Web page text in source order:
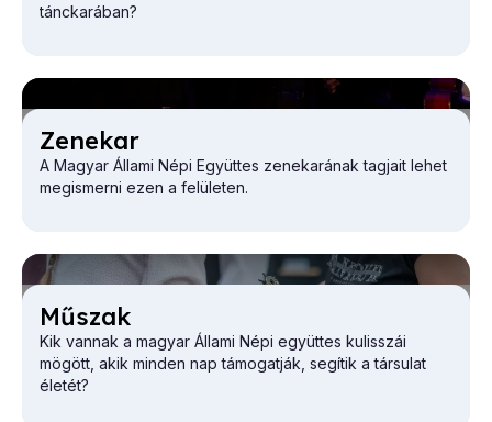
tánckarában?
Ze­ne­kar
A Magyar Állami Népi Együttes zenekarának tagjait lehet
megismerni ezen a felületen.
Mű­szak
Kik vannak a magyar Állami Népi együttes kulisszái
mögött, akik minden nap támogatják, segítik a társulat
életét?